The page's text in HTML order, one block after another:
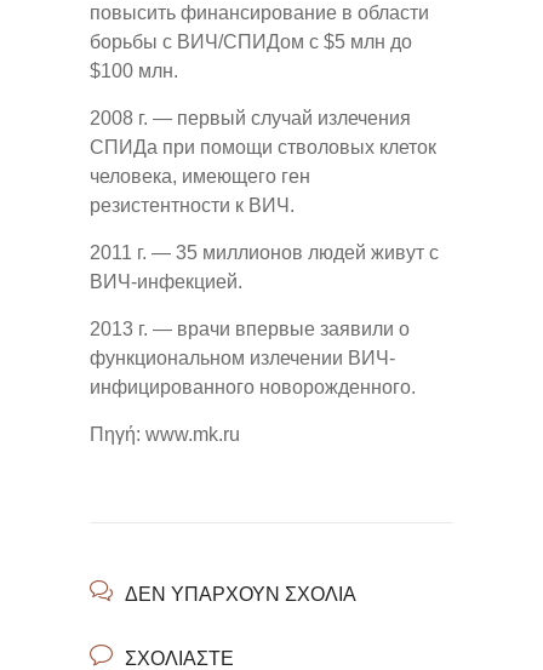
повысить финансирование в области
борьбы с ВИЧ/СПИДом с $5 млн до
$100 млн.
2008 г. — первый случай излечения
СПИДа при помощи стволовых клеток
человека, имеющего ген
резистентности к ВИЧ.
2011 г. — 35 миллионов людей живут с
ВИЧ-инфекцией.
2013 г. — врачи впервые заявили о
функциональном излечении ВИЧ-
инфицированного новорожденного.
Πηγή: www.mk.ru
ΔΕΝ ΥΠΆΡΧΟΥΝ ΣΧΌΛΙΑ
ΣΧΟΛΙΆΣΤΕ